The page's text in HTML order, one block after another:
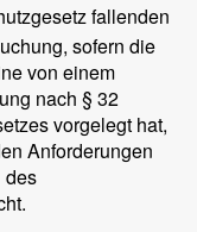
fallenden
sofern die
von einem
nach § 32
vorgelegt hat,
Anforderungen
des